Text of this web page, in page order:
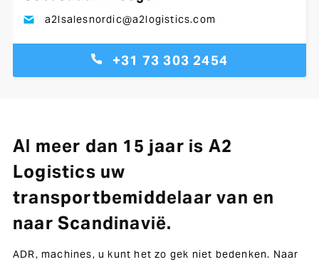
a2lsalesnordic@a2logistics.com
+31 73 303 2454
Al meer dan 15 jaar is A2
Logistics uw
transportbemiddelaar van en
naar Scandinavië.
ADR, machines, u kunt het zo gek niet bedenken. Naar